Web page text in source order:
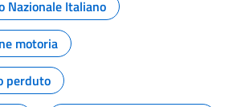
Nazionale Italiano
motoria
perduto